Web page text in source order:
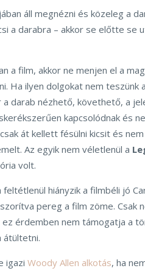
áll megnézni és közeleg a
a darabra – akkor se előtte se
a film, akkor ne menjen el a
Ha ilyen dolgokat nem teszünk
a darab nézhető, követhető, a
kapcsolódnak és
át kellett fésülni kicsit és
Az egyik nem véletlenül a
volt.
feltétlenül hiányzik a filmbéli jó
pereg a film zöme. Csak
ez érdemben nem támogatja a
átültetni.
igazi Woody Allen alkotás, ha